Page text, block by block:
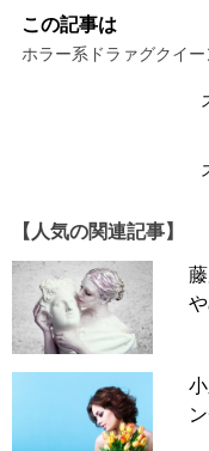
この記事は
ホラー系ドラァグクイー
【人気の関連記事】